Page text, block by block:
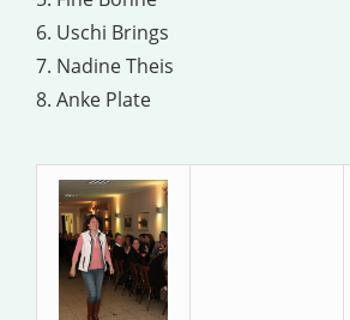
6. Uschi Brings
7. Nadine Theis
8. Anke Plate